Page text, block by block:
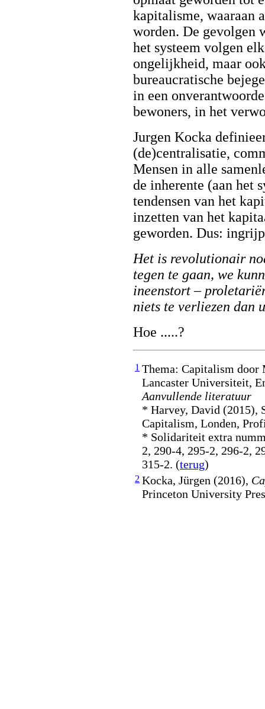
kapitalisme, waaraan
worden. De gevolgen
het systeem volgen
ongelijkheid, maar
bureaucratische
in een
bewoners, in het
Jurgen Kocka
(de)centralisatie,
Mensen in alle
de inherente (aan het
tendensen van het
inzetten van het
geworden. Dus:
Het is revolutionair
tegen te gaan, we
ineenstort –
niets te verliezen dan
Hoe .....?
1 Thema: Capitalism door
Lancaster Universiteit,
Aanvullende literatuur
* Harvey, David (2015),
Capitalism, Londen,
* Solidariteit extra
2, 290-4, 295-2, 296-2,
315-2. (terug)
2 Kocka, Jürgen (2016),
Princeton University